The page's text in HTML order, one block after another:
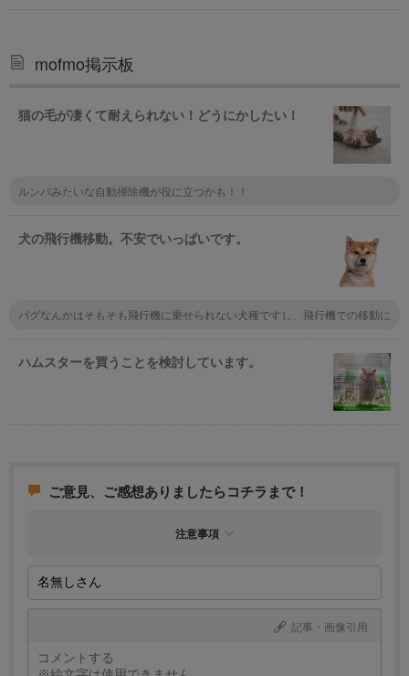
mofmo掲示板
猫の毛が凄くて耐えられない！どうにかしたい！
ルンバみたいな自動掃除機が役に立つかも！！
犬の飛行機移動。不安でいっぱいです。
パグなんかはそもそも飛行機に乗せられない犬種ですし、飛行機での移動に
だと思いますが、心配ごとがあるなら新幹線を利用することも考えてはどう
ですか？
ハムスターを買うことを検討しています。
ご意見、ご感想ありましたらコチラまで！
注意事項
記事・画像引用